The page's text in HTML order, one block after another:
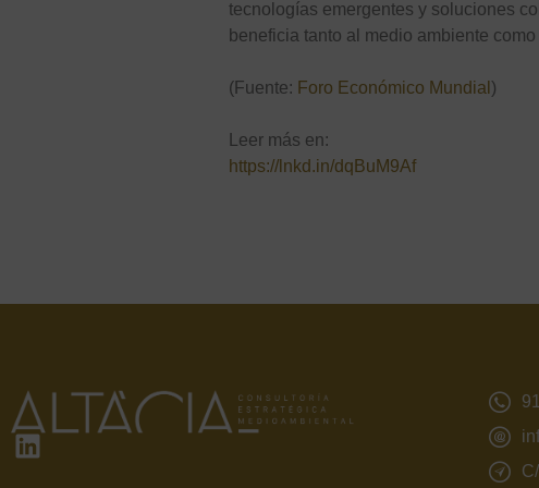
tecnologías emergentes y soluciones
beneficia tanto al medio ambiente
​(Fuente: Foro Económico Mundial )
Leer más en:
https://lnkd.in/dqBuM9Af